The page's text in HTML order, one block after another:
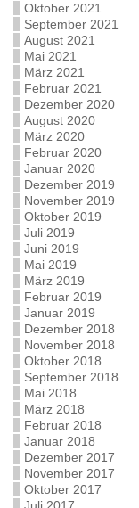
Oktober 2021
September 2021
August 2021
Mai 2021
März 2021
Februar 2021
Dezember 2020
August 2020
März 2020
Februar 2020
Januar 2020
Dezember 2019
November 2019
Oktober 2019
Juli 2019
Juni 2019
Mai 2019
März 2019
Februar 2019
Januar 2019
Dezember 2018
November 2018
Oktober 2018
September 2018
Mai 2018
März 2018
Februar 2018
Januar 2018
Dezember 2017
November 2017
Oktober 2017